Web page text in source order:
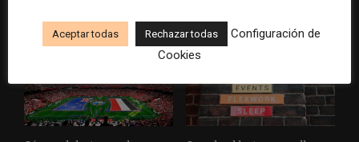
Aceptar todas Rechazar todas
Configuración de
Cookies